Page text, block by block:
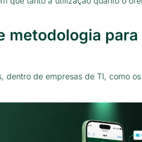
metodologia para
dentro de empresas de TI, como os